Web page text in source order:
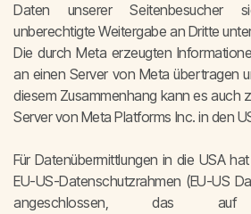
Daten unserer Seitenbesucher
unberechtigte Weitergabe an Dritte
Die durch Meta erzeugten
an einen Server von Meta übertragen
diesem Zusammenhang kann es auch
Server von Meta Platforms Inc. in den
Für Datenübermittlungen in die USA
EU-US-Datenschutzrahmen (EU-US
angeschlossen, das